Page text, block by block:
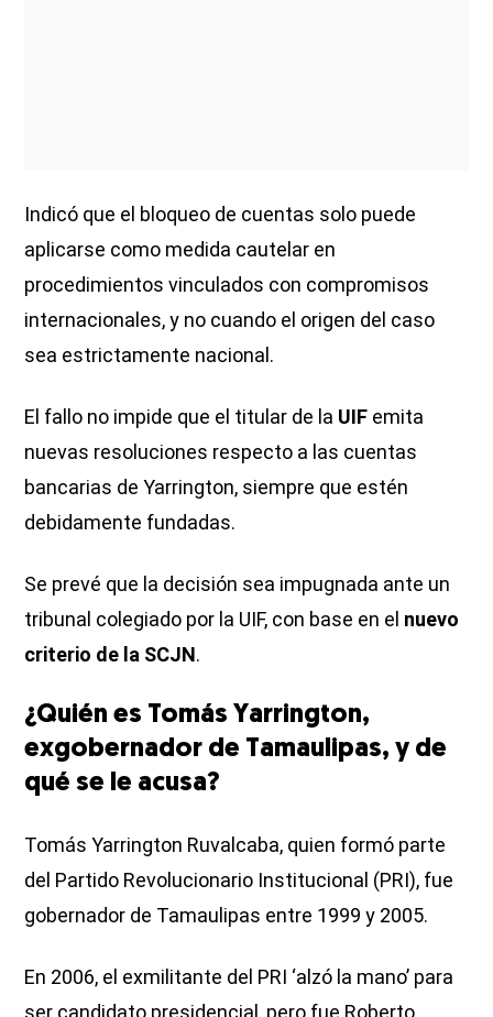
Indicó que el bloqueo de cuentas solo puede
aplicarse como medida cautelar en
procedimientos vinculados con compromisos
internacionales, y no cuando el origen del caso
sea estrictamente nacional.
El fallo no impide que el titular de la UIF emita
nuevas resoluciones respecto a las cuentas
bancarias de Yarrington, siempre que estén
debidamente fundadas.
Se prevé que la decisión sea impugnada ante un
tribunal colegiado por la UIF, con base en el nuevo
criterio de la SCJN.
¿Quién es Tomás Yarrington,
exgobernador de Tamaulipas, y de
qué se le acusa?
Tomás Yarrington Ruvalcaba, quien formó parte
del Partido Revolucionario Institucional (PRI), fue
gobernador de Tamaulipas entre 1999 y 2005.
En 2006, el exmilitante del PRI ‘alzó la mano’ para
ser candidato presidencial, pero fue Roberto